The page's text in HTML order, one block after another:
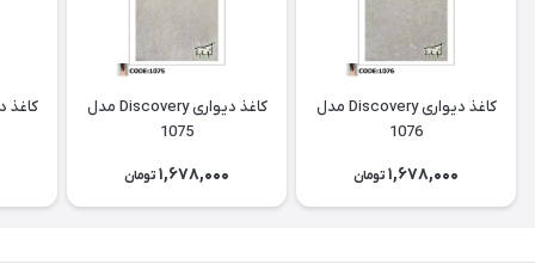
کاغذ دیواری Discovery مدل
1076
1,678,000 تومان
کاغذ دیواری Discovery مدل
1075
1,678,000 تومان